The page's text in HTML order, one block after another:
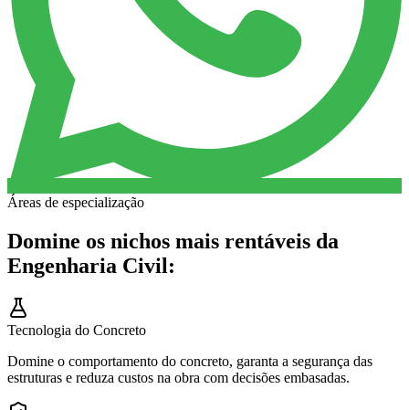
Áreas de especialização
Domine os nichos mais rentáveis da
Engenharia Civil:
Tecnologia do Concreto
Domine o comportamento do concreto, garanta a segurança das
estruturas e reduza custos na obra com decisões embasadas.